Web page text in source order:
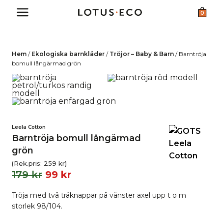
0
Hem / Ekologiska barnkläder / Tröjor – Baby & Barn / Barntröja
bomull långärmad grön
Leela Cotton
Barntröja bomull långärmad
grön
(Rek.pris: 259 kr)
179kr 99 kr
Tröja med två träknappar på vänster axel upp t o m
storlek 98/104.